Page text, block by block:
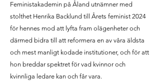
Feministakademin på Åland utnämner med
stolthet Henrika Backlund till Årets feminist 2024
för hennes mod att lyfta fram olägenheter och
därmed bidra till att reformera en av våra äldsta
och mest manligt kodade institutioner, och för att
hon breddar spektret för vad kvinnor och
kvinnliga ledare kan och får vara.